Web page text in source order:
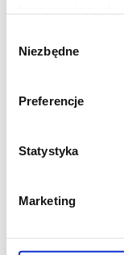
zgody
Niezbędne
Preferencje
Statystyka
Marketing